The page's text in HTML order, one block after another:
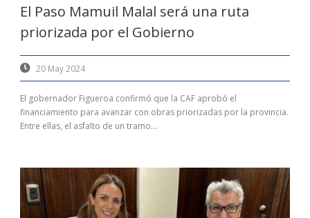
El Paso Mamuil Malal será una ruta
priorizada por el Gobierno
20 May 2024
El gobernador Figueroa confirmó que la CAF aprobó el
financiamiento para avanzar con obras priorizadas por la provincia.
Entre ellas, el asfalto de un tramo...